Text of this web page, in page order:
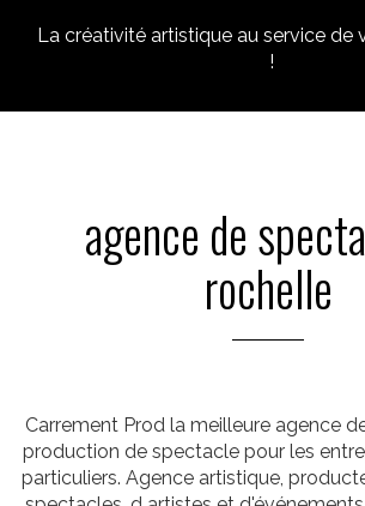
La créativité artistique au service de
!
agence de
rochelle
Carrement Prod la meilleure agence
production de spectacle pour les
particuliers. Agence artistique,